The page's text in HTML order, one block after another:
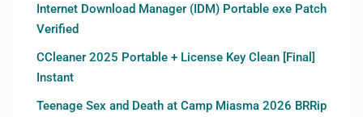
Internet Download Manager (IDM) Portable exe Patch
Verified
CCleaner 2025 Portable + License Key Clean [Final]
Instant
Teenage Sex and Death at Camp Miasma 2026 BRRip